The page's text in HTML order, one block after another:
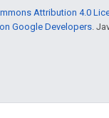
Attribution 4.0
Google Developers .